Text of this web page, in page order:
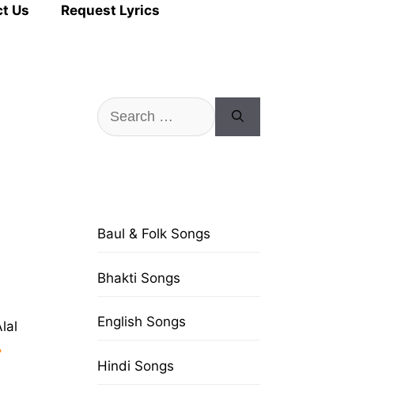
Us Request Lyrics
Search
for:
Baul & Folk Songs
Bhakti Songs
English Songs
Hindi Songs